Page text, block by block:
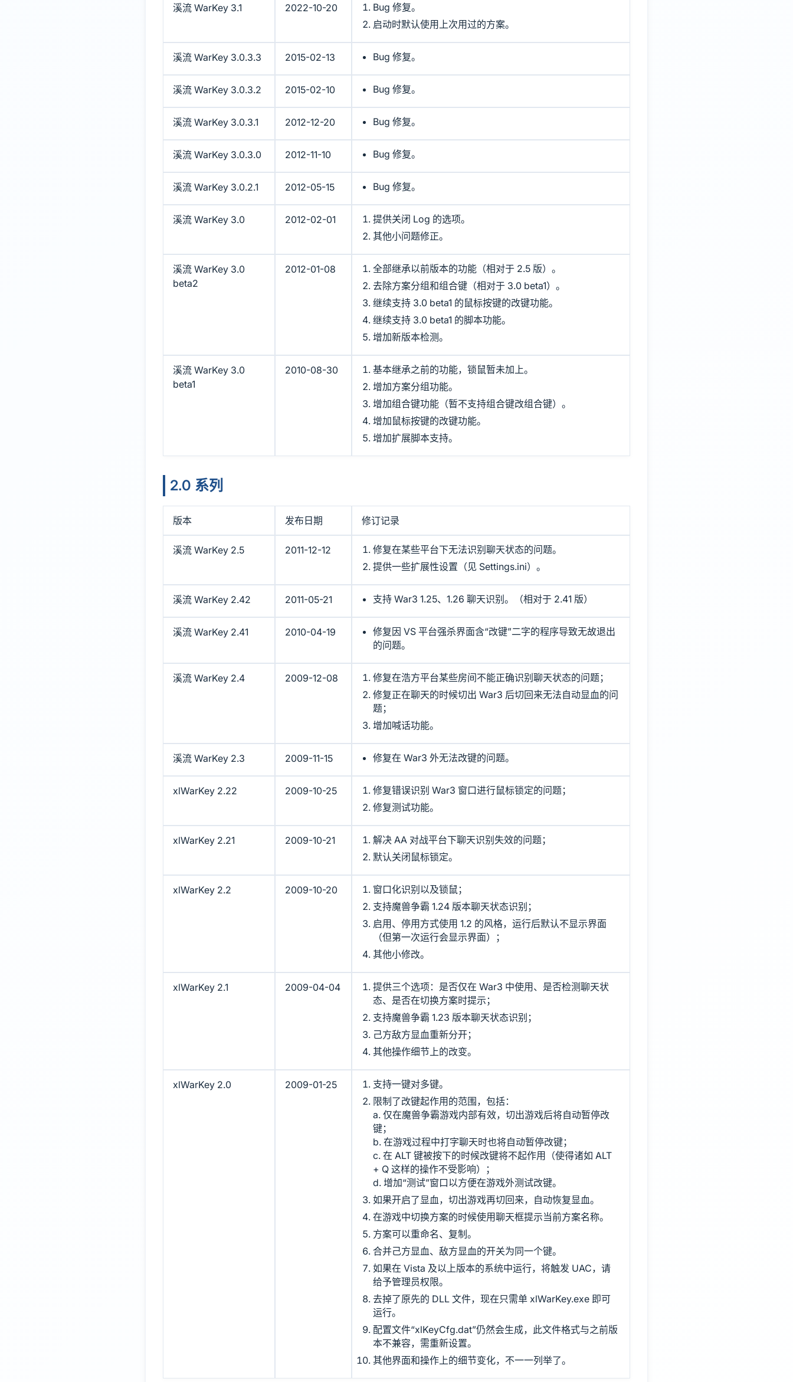
溪流 WarKey 3.1 2022-10-20
Bug 修复。
启动时默认使用上次用过的方案。
溪流 WarKey 3.0.3.3 2015-02-13 Bug 修复。
溪流 WarKey 3.0.3.2 2015-02-10 Bug 修复。
溪流 WarKey 3.0.3.1 2012-12-20 Bug 修复。
溪流 WarKey 3.0.3.0 2012-11-10 Bug 修复。
溪流 WarKey 3.0.2.1 2012-05-15 Bug 修复。
溪流 WarKey 3.0 2012-02-01
提供关闭 Log 的选项。
其他小问题修正。
溪流 WarKey 3.0
beta2
2012-01-08
全部继承以前版本的功能（相对于 2.5 版）。
去除方案分组和组合键（相对于 3.0 beta1）。
继续支持 3.0 beta1 的鼠标按键的改键功能。
继续支持 3.0 beta1 的脚本功能。
增加新版本检测。
溪流 WarKey 3.0
beta1
2010-08-30
基本继承之前的功能，锁鼠暂未加上。
增加方案分组功能。
增加组合键功能（暂不支持组合键改组合键）。
增加鼠标按键的改键功能。
增加扩展脚本支持。
2.0 系列
版本 发布日期 修订记录
溪流 WarKey 2.5 2011-12-12
修复在某些平台下无法识别聊天状态的问题。
提供一些扩展性设置（见 Settings.ini）。
溪流 WarKey 2.42 2011-05-21 支持 War3 1.25、1.26 聊天识别。（相对于 2.41 版）
溪流 WarKey 2.41 2010-04-19
修复因 VS 平台强杀界面含“改键”二字的程序导致无故退出
的问题。
溪流 WarKey 2.4 2009-12-08
修复在浩方平台某些房间不能正确识别聊天状态的问题；
修复正在聊天的时候切出 War3 后切回来无法自动显血的问
题；
增加喊话功能。
溪流 WarKey 2.3 2009-11-15 修复在 War3 外无法改键的问题。
xlWarKey 2.22 2009-10-25
修复错误识别 War3 窗口进行鼠标锁定的问题；
修复测试功能。
xlWarKey 2.21 2009-10-21
解决 AA 对战平台下聊天识别失效的问题；
默认关闭鼠标锁定。
xlWarKey 2.2 2009-10-20
窗口化识别以及锁鼠；
支持魔兽争霸 1.24 版本聊天状态识别；
启用、停用方式使用 1.2 的风格，运行后默认不显示界面
（但第一次运行会显示界面）；
其他小修改。
xlWarKey 2.1 2009-04-04
提供三个选项：是否仅在 War3 中使用、是否检测聊天状
态、是否在切换方案时提示；
支持魔兽争霸 1.23 版本聊天状态识别；
己方敌方显血重新分开；
其他操作细节上的改变。
xlWarKey 2.0 2009-01-25
支持一键对多键。
限制了改键起作用的范围，包括：
a. 仅在魔兽争霸游戏内部有效，切出游戏后将自动暂停改
键；
b. 在游戏过程中打字聊天时也将自动暂停改键；
c. 在 ALT 键被按下的时候改键将不起作用（使得诸如 ALT
+ Q 这样的操作不受影响）；
d. 增加“测试”窗口以方便在游戏外测试改键。
如果开启了显血，切出游戏再切回来，自动恢复显血。
在游戏中切换方案的时候使用聊天框提示当前方案名称。
方案可以重命名、复制。
合并己方显血、敌方显血的开关为同一个键。
如果在 Vista 及以上版本的系统中运行，将触发 UAC，请
给予管理员权限。
去掉了原先的 DLL 文件，现在只需单 xlWarKey.exe 即可
运行。
配置文件“xlKeyCfg.dat”仍然会生成，此文件格式与之前版
本不兼容，需重新设置。
其他界面和操作上的细节变化，不一一列举了。